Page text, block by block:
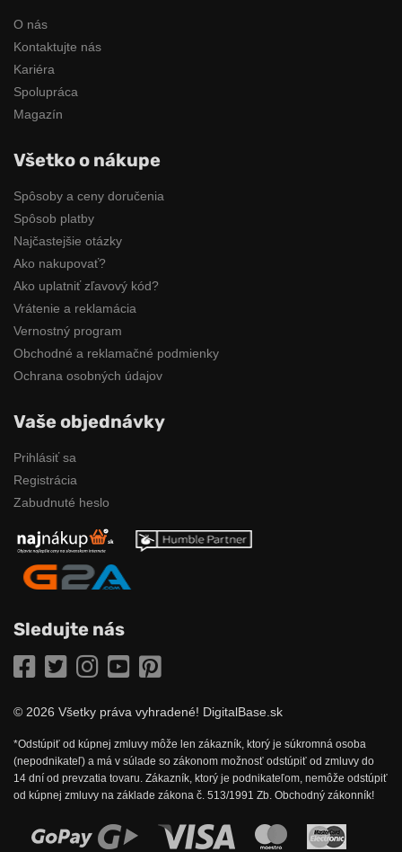
O nás
Kontaktujte nás
Kariéra
Spolupráca
Magazín
Všetko o nákupe
Spôsoby a ceny doručenia
Spôsob platby
Najčastejšie otázky
Ako nakupovať?
Ako uplatniť zľavový kód?
Vrátenie a reklamácia
Vernostný program
Obchodné a reklamačné podmienky
Ochrana osobných údajov
Vaše objednávky
Prihlásiť sa
Registrácia
Zabudnuté heslo
Sledujte nás
Facebook
TwitterInstagramYouTube
© 2026 Všetky práva vyhradené! DigitalBase.sk
*Odstúpiť od kúpnej zmluvy môže len zákazník, ktorý je súkromná osoba
(nepodnikateľ) a má v súlade so zákonom možnosť odstúpiť od zmluvy do
14 dní od prevzatia tovaru. Zákazník, ktorý je podnikateľom, nemôže odstúpiť
od kúpnej zmluvy na základe zákona č. 513/1991 Zb. Obchodný zákonník!
Možnosti online platby